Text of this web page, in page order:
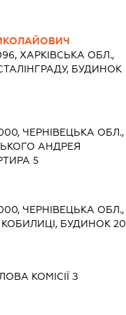
ХАРКІВСЬКА ОБЛ.,
БУДИНОК
ЧЕРНІВЕЦЬКА ОБЛ.,
АНДРЕЯ
5
ЧЕРНІВЕЦЬКА ОБЛ.,
КОБИЛИЦІ, БУДИНОК 20
КОМІСІЇ З